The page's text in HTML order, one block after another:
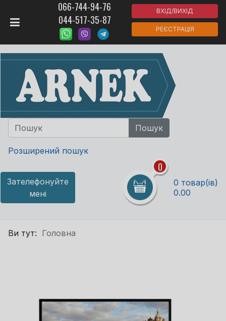
066-744-94-76
044-517-35-87
ВХІД/ВИХІД
РЕЄСТРАЦІЯ
Розширений пошук
Зателефонуйте
мені
0
0 товар(ів)
0.00
Ви тут: Головна